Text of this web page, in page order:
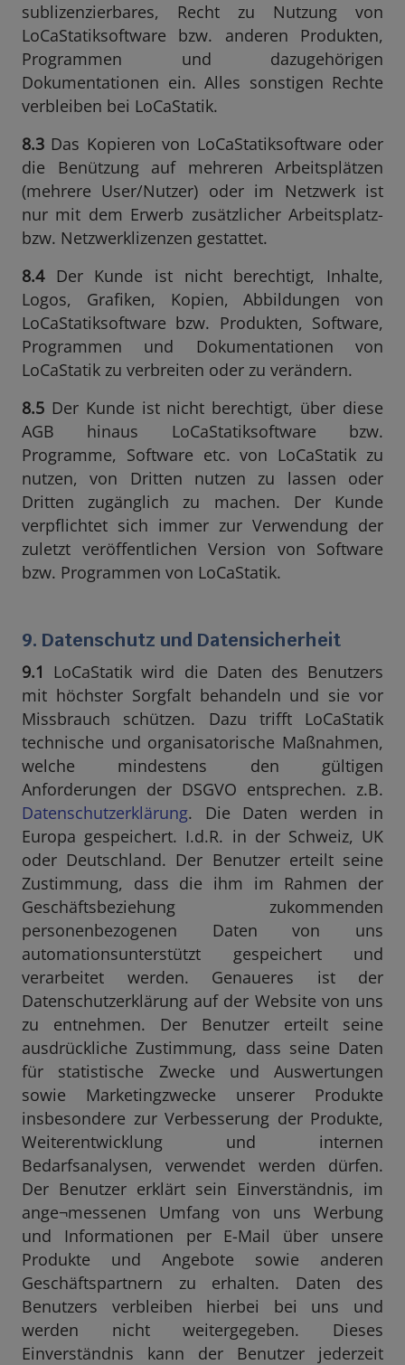
sublizenzierbares, Recht zu Nutzung von
LoCaStatiksoftware bzw. anderen Produkten,
Programmen und dazugehörigen
Dokumentationen ein. Alles sonstigen Rechte
verbleiben bei LoCaStatik.
8.3 Das Kopieren von LoCaStatiksoftware oder
die Benützung auf mehreren Arbeitsplätzen
(mehrere User/Nutzer) oder im Netzwerk ist
nur mit dem Erwerb zusätzlicher Arbeitsplatz-
bzw. Netzwerklizenzen gestattet.
8.4Der Kunde ist nicht berechtigt, Inhalte,
Logos, Grafiken, Kopien, Abbildungen von
LoCaStatiksoftware bzw. Produkten, Software,
Programmen und Dokumentationen von
LoCaStatik zu verbreiten oder zu verändern.
8.5 Der Kunde ist nicht berechtigt, über diese
AGB hinaus LoCaStatiksoftware bzw.
Programme, Software etc. von LoCaStatik zu
nutzen, von Dritten nutzen zu lassen oder
Dritten zugänglich zu machen. Der Kunde
verpflichtet sich immer zur Verwendung der
zuletzt veröffentlichen Version von Software
bzw. Programmen von LoCaStatik.
9. Datenschutz und Datensicherheit
9.1 LoCaStatik wird die Daten des Benutzers
mit höchster Sorgfalt behandeln und sie vor
Missbrauch schützen. Dazu trifft LoCaStatik
technische und organisatorische Maßnahmen,
welche mindestens den gültigen
Anforderungen der DSGVO entsprechen. z.B.
Datenschutzerklärung. Die Daten werden in
Europa gespeichert. I.d.R. in der Schweiz, UK
oder Deutschland. Der Benutzer erteilt seine
Zustimmung, dass die ihm im Rahmen der
Geschäftsbeziehung zukommenden
personenbezogenen Daten von uns
automationsunterstützt gespeichert und
verarbeitet werden. Genaueres ist der
Datenschutzerklärung auf der Website von uns
zu entnehmen. Der Benutzer erteilt seine
ausdrückliche Zustimmung, dass seine Daten
für statistische Zwecke und Auswertungen
sowie Marketingzwecke unserer Produkte
insbesondere zur Verbesserung der Produkte,
Weiterentwicklung und internen
Bedarfsanalysen, verwendet werden dürfen.
Der Benutzer erklärt sein Einverständnis, im
ange¬messenen Umfang von uns Werbung
und Informationen per E-Mail über unsere
Produkte und Angebote sowie anderen
Geschäftspartnern zu erhalten. Daten des
Benutzers verbleiben hierbei bei uns und
werden nicht weitergegeben. Dieses
Einverständnis kann der Benutzer jederzeit